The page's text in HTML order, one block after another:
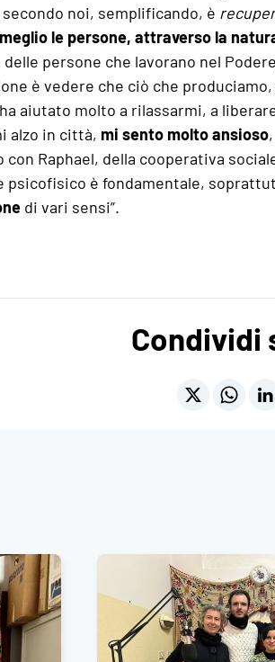
secondo noi, semplificando, è
le persone, attraverso la
delle persone che lavorano nel
è vedere che ciò che
aiutato molto a rilassarmi, a
alzo in città, mi sento molto ansioso
con Raphael, della cooperativa
psicofisico è fondamentale,
di vari sensi”.
Condividi